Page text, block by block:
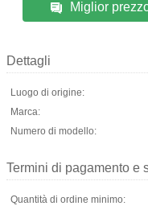
Miglior
Dettagli
Luogo di origine:
Marca:
Numero di modello:
Termini di pagamento e
Quantità di ordine minimo: